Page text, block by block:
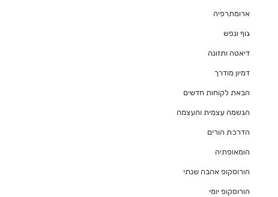
ארומתרפיה
גוף ונפש
דיאטה ותזונה
דמיון מודרך
הבאת לקוחות חדשים
הגשמה עצמית והעצמה
הדרכת הורים
הומאופתיה
הורוסקופ אהבה שנתי
הורוסקופ יומי